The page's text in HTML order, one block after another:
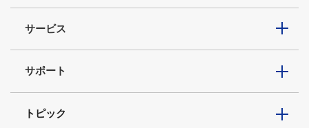
サービス
サポート
トピック